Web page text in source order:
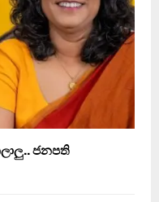
ජනපති